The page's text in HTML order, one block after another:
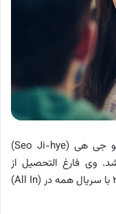
از دیگر بازیگران سریال کره ای مخمصه سئو جی هی (Seo Ji-hye)
می باشد. وی فارغ التحصیل از
دانشگاه سونگ کیونکوان بوده که از سال ۲۰۰۳ با سریال همه در (All In)